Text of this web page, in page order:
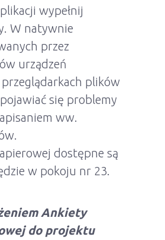
wypełnij
W natywnie
przez
urządzeń
plików
się problemy
ww.
dostępne są
w pokoju nr 23.
Ankiety
do projektu